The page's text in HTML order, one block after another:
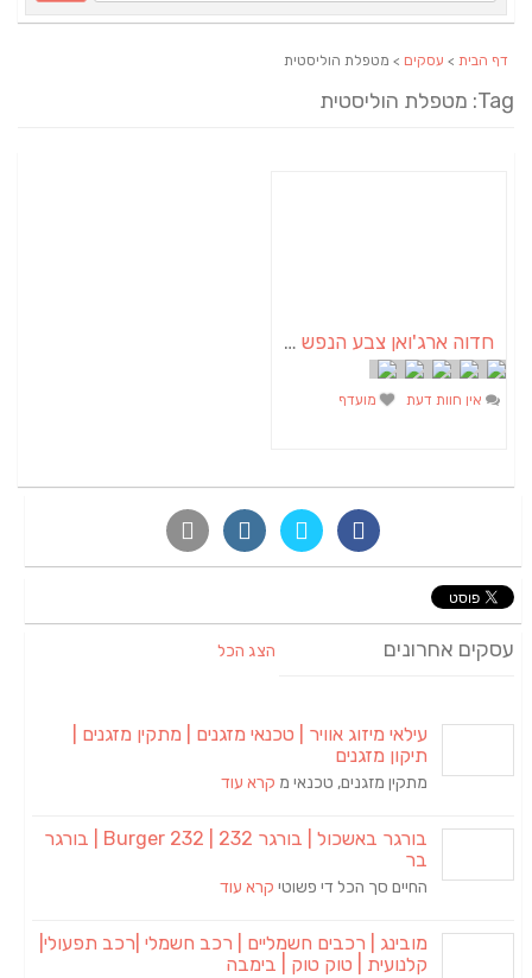
דף הבית > עסקים > מטפלת הוליסטית
Tag: מטפלת הוליסטית
חדוה ארג'ואן צבע הנפש | אבחון וטיפול בצבע האורה סומא | אימון טיפולי באומנות
אין חוות דעת מועדף
עסקים אחרונים הצג הכל
עילאי מיזוג אוויר | טכנאי מזגנים | מתקין מזגנים |
תיקון מזגנים
מתקין מזגנים, טכנאי מ קרא עוד
בורגר באשכול | בורגר 232 | Burger 232 | בורגר
בר
החיים סך הכל די פשוטי קרא עוד
מובינג | רכבים חשמליים | רכב חשמלי |רכב תפעולי|
קלנועית | טוק טוק | בימבה